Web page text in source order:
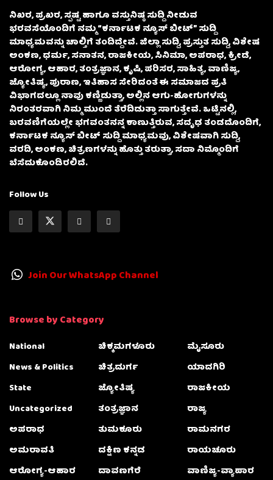
ನಿಖರ, ಪ್ರಖರ, ಸ್ಪಷ್ಟ ಹಾಗೂ ವಸ್ತುನಿಷ್ಠ ಸುದ್ದಿ ನೀಡುವ
ಭರವಸೆಯೊಂದಿಗೆ ನಮ್ಮ “ಕರ್ನಾಟಕ ನ್ಯೂಸ್ ಬೀಟ್” ಸುದ್ದಿ
ಮಾಧ್ಯಮವನ್ನು ಚಾಲ್ತಿಗೆ ತಂದಿದ್ದೇವೆ. ಜಿಲ್ಲಾ ಸುದ್ದಿ, ಪ್ರಸ್ತುತ ಸುದ್ದಿ, ವಿಶೇಷ
ಅಂಕಣ, ಧರ್ಮ, ಸನಾತನ, ರಾಜಕೀಯ, ಸಿನಿಮಾ, ಅಪರಾಧ, ಕ್ರೀಡೆ,
ಆರೋಗ್ಯ, ಆಹಾರ, ತಂತ್ರಜ್ಞಾನ, ಕೃಷಿ, ಪರಿಸರ, ಸಾಹಿತ್ಯ, ವಾಣಿಜ್ಯ,
ಜ್ಯೋತಿಷ್ಯ, ಪುರಾಣ, ಇತಿಹಾಸ ಸೇರಿದಂತೆ ಈ ಸಮಾಜದ ಪ್ರತಿ
ವಿಭಾಗದಲ್ಲೂ ನಾವು ಕಣ್ಣಿಡುತ್ತಾ, ಅಲ್ಲಿನ ಆಗು-ಹೋಗುಗಳನ್ನು
ನಿರಂತರವಾಗಿ ನಿಮ್ಮ ಮುಂದೆ ತೆರೆದಿಡುತ್ತಾ ಸಾಗುತ್ತೇವೆ. ಒಟ್ಟಿನಲ್ಲಿ,
ಬರವಣಿಗೆಯಲ್ಲೇ ಭಗವಂತನನ್ನ ಕಾಣುತ್ತಿರುವ, ಸದೃಢ ತಂಡದೊಂದಿಗೆ,
ಕರ್ನಾಟಕ ನ್ಯೂಸ್ ಬೀಟ್ ಸುದ್ದಿ ಮಾಧ್ಯಮವು, ವಿಶೇಷವಾಗಿ ಸುದ್ದಿ,
ವರದಿ, ಅಂಕಣ, ಚಿತ್ರಣಗಳನ್ನು ಹೊತ್ತು ತರುತ್ತಾ, ಸದಾ ನಿಮ್ಮೊಂದಿಗೆ
ಬೆಸೆದುಕೊಂಡಿರಲಿದೆ.
Follow Us
Join Our WhatsApp Channel
Browse by Category
National
News & Politics
State
Uncategorized
ಅಪರಾಧ
ಅಮರಾವತಿ
ಆರೋಗ್ಯ-ಆಹಾರ
ಚಿಕ್ಕಮಗಳೂರು
ಚಿತ್ರದುರ್ಗ
ಜ್ಯೋತಿಷ್ಯ
ತಂತ್ರಜ್ಞಾನ
ತುಮಕೂರು
ದಕ್ಷಿಣ ಕನ್ನಡ
ದಾವಣಗೆರೆ
ಮೈಸೂರು
ಯಾದಗಿರಿ
ರಾಜಕೀಯ
ರಾಜ್ಯ
ರಾಮನಗರ
ರಾಯಚೂರು
ವಾಣಿಜ್ಯ-ವ್ಯಾಪಾರ